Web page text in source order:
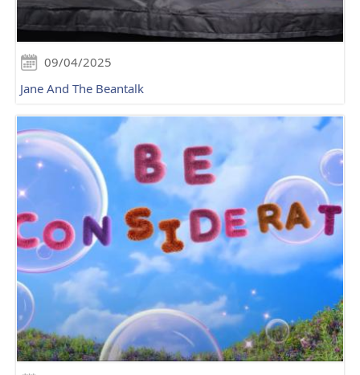
09/04/2025
Jane And The Beantalk